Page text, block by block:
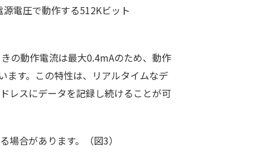
電圧で動作する512Kビット
の動作電流は最大0.4mAのため、動作
す。この特性は、リアルタイムなデ
レスにデータを記録し続けることが可
合があります。（図3）